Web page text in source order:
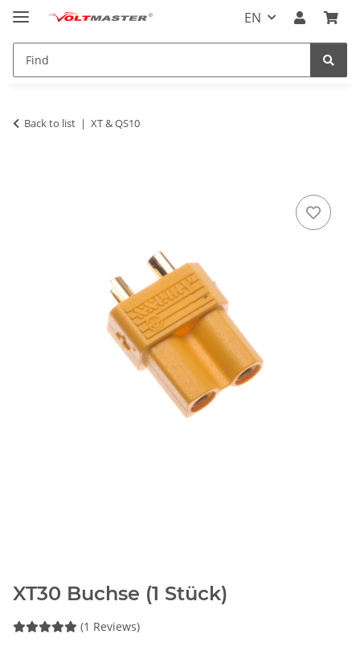
EN
Back to list XT & QS10
XT30 Buchse (1 Stück)
(1 Reviews)